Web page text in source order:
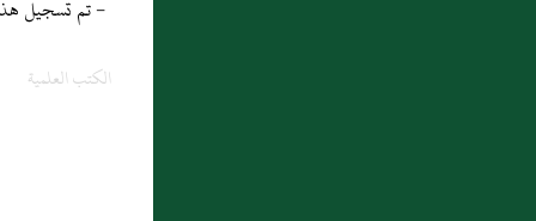
- تم تسجيل هذه
الكتب العلمية